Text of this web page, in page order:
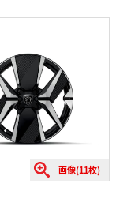
画像(11枚)